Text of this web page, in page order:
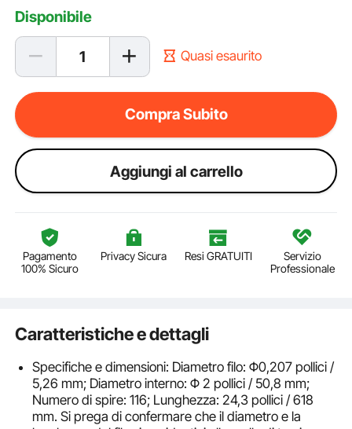
Disponibile
Quasi esaurito
Compra Subito
Aggiungi al carrello
Pagamento
100% Sicuro
Privacy Sicura Resi GRATUITI
Servizio
Professionale
Caratteristiche e dettagli
Specifiche e dimensioni: Diametro filo: Φ0,207 pollici /
5,26 mm; Diametro interno: Φ 2 pollici / 50,8 mm;
Numero di spire: 116; Lunghezza: 24,3 pollici / 618
mm. Si prega di confermare che il diametro e la